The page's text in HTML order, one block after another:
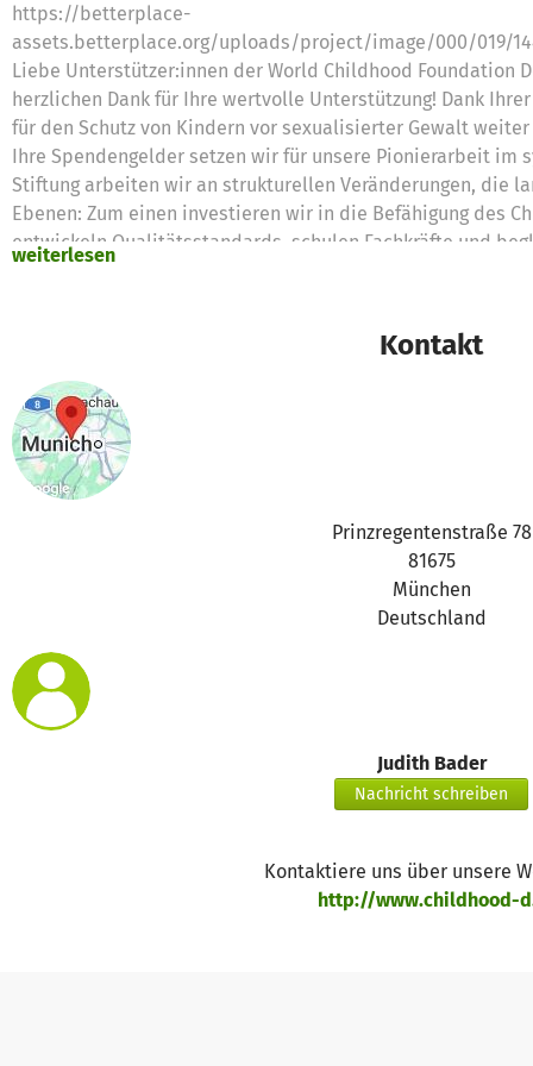
https://betterplace-
assets.betterplace.org/uploads/project/image/000/019/
Liebe Unterstützer:innen der World Childhood Foundation
herzlichen Dank für Ihre wertvolle Unterstützung! Dank
für den Schutz von Kindern vor sexualisierter Gewalt
Ihre Spendengelder setzen wir für unsere Pionierarbeit im
Stiftung arbeiten wir an strukturellen Veränderungen, die
Ebenen: Zum einen investieren wir in die Befähigung des
entwickeln Qualitätsstandards, schulen Fachkräfte und
kommt. Wir fördern Aufklärung, sensibilisieren Fachkräfte
Unser Ziel bleibt, den Kinderschutz in Deutschland
und hat einen unmittelbaren Einfluss auf das Leben von
dringendsten benötigen. Bitte bleiben Sie an unserer
Nochmals vielen Dank, dass Sie mit uns für eine
Ihr Team der World Childhood Foundation Deutschland
weiterlesen
Kontakt
Prinzregentenstraße 78
81675
München
Deutschland
Judith Bader
Nachricht schreiben
Kontaktiere uns über unsere
http://www.childhood-